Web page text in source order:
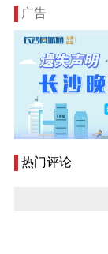
广告
热门评论